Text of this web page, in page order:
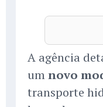
A agência
umnovo
transporte